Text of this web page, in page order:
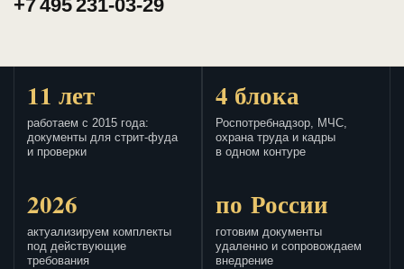
+7 495 231-03-29
11 лет
работаем с 2015 года:
документы для стрит-фуда
и проверки
4 блока
Роспотребнадзор, МЧС,
охрана труда и кадры
в одном контуре
2026
актуализируем комплекты
под действующие
требования
по России
готовим документы
удаленно и сопровождаем
внедрение